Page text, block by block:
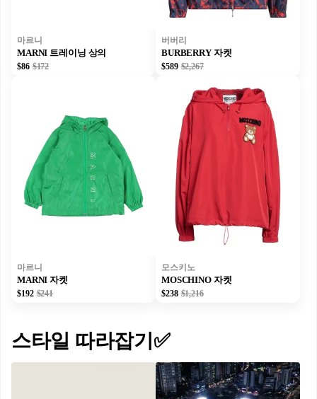
마르니
MARNI 트레이닝 상의
$86 $172
버버리
BURBERRY 자켓
$589 $2,267
마르니
MARNI 자켓
$192 $241
모스키노
MOSCHINO 자켓
$238 $1,216
스타일 따라잡기✅